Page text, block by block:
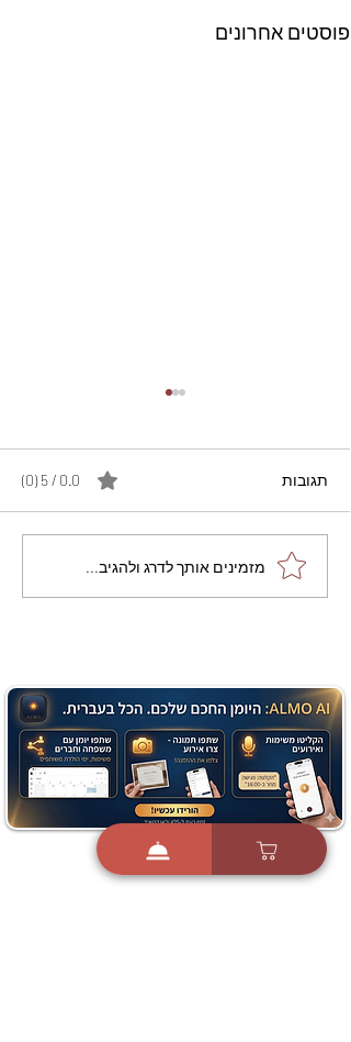
פוסטים אחרונים
מתכון מנצח עוגת מייפל
שוקולד בחושה וקלה - זיוה
תגובות 0.0 / 5 ‏(0)
מזמינים אותך לדרג ולהגיב...